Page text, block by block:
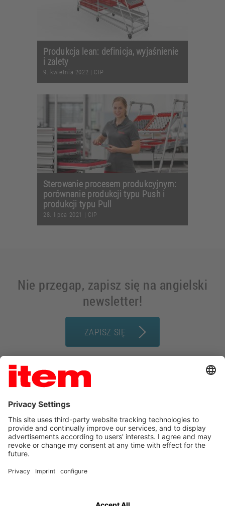
Produkcja lean: definicja, wyjaśnienie
i zalety
9. kwietnia 2022 | CIP
Sterowanie procesem produkcyjnym:
porównanie produkcji typu Push i
produkcji typu Pull
28. lipca 2021 | CIP
Nie przegap, zapisz się na angielski
newsletter!
ZAPISZ SIĘ